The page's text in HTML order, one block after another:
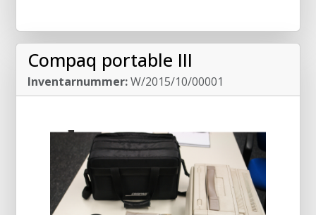
Compaq portable III
Inventarnummer:W/2015/10/00001